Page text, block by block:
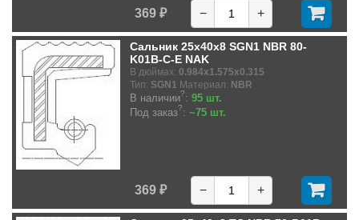
369 ₽ − +
Сальник 25x40x8 SGN1 NBR 80-
K01B-C-E NAK
В дюймах: 0.984x1.575x0.315
Тип: SGN1 Материал: NBR
В наличии?: 95 шт.
Под заказ?: ~75 шт.
369 ₽ − +